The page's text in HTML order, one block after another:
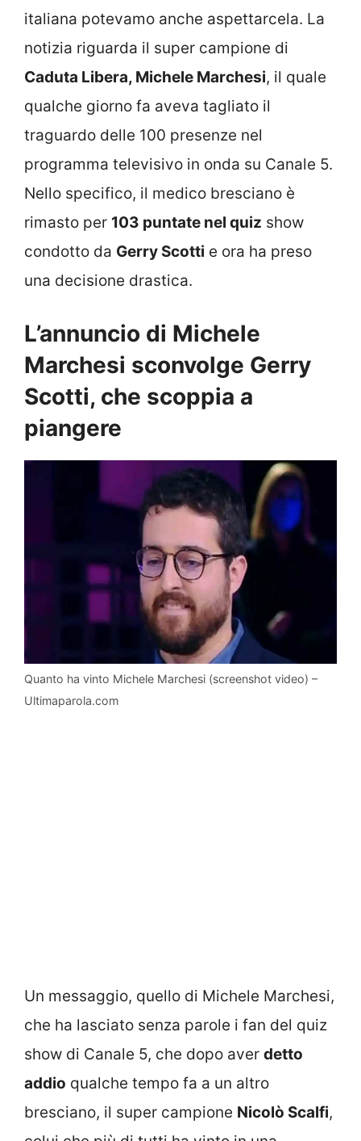
italiana potevamo anche aspettarcela. La
notizia riguarda il super campione di
Caduta Libera, Michele Marchesi, il quale
qualche giorno fa aveva tagliato il
traguardo delle 100 presenze nel
programma televisivo in onda su Canale 5.
Nello specifico, il medico bresciano è
rimasto per 103 puntate nel quiz show
condotto da Gerry Scotti e ora ha preso
una decisione drastica.
L’annuncio di Michele
Marchesi sconvolge Gerry
Scotti, che scoppia a
piangere
Quanto ha vinto Michele Marchesi (screenshot video) –
Ultimaparola.com
Un messaggio, quello di Michele Marchesi,
che ha lasciato senza parole i fan del quiz
show di Canale 5, che dopo aver detto
addio qualche tempo fa a un altro
bresciano, il super campione Nicolò Scalfi,